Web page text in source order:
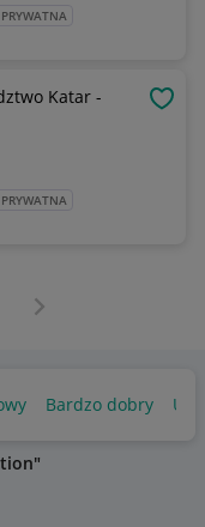
Katar -
Następna strona
Bardzo dobry